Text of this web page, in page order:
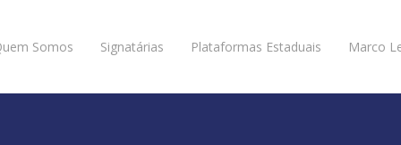
Somos Signatárias Plataformas Estaduais Marco